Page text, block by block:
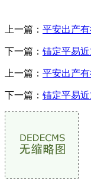
上一篇： 平安出产
下一篇： 锚定平易
上一篇： 平安出产
下一篇： 锚定平易